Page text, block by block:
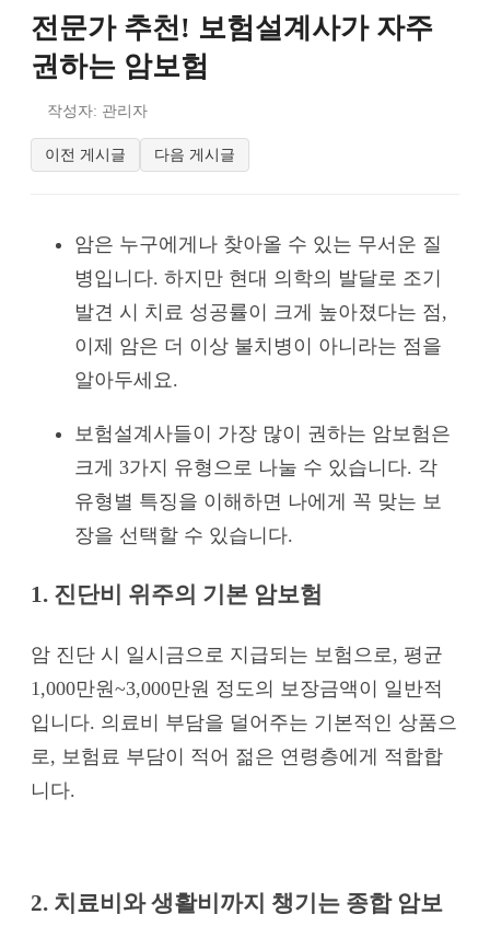
전문가 추천! 보험설계사가 자주
권하는 암보험
작성자: 관리자
이전 게시글 다음 게시글
암은 누구에게나 찾아올 수 있는 무서운 질
병입니다. 하지만 현대 의학의 발달로 조기
발견 시 치료 성공률이 크게 높아졌다는 점,
이제 암은 더 이상 불치병이 아니라는 점을
알아두세요.
보험설계사들이 가장 많이 권하는 암보험은
크게 3가지 유형으로 나눌 수 있습니다. 각
유형별 특징을 이해하면 나에게 꼭 맞는 보
장을 선택할 수 있습니다.
1. 진단비 위주의 기본 암보험
암 진단 시 일시금으로 지급되는 보험으로, 평균
1,000만원~3,000만원 정도의 보장금액이 일반적
입니다. 의료비 부담을 덜어주는 기본적인 상품으
로, 보험료 부담이 적어 젊은 연령층에게 적합합
니다.
2. 치료비와 생활비까지 챙기는 종합 암보